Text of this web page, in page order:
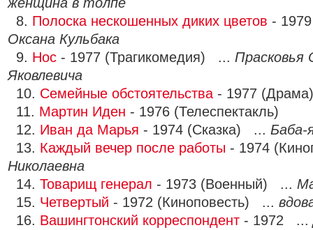
8. Полоска нескошенных диких цветов -
Оксана Кульбака
9. Нос - 1977 (Трагикомедия) ... Прасковья
Яковлевича
10. Семейные обстоятельства - 1977
11. Мартин Иден - 1976 (Телеспектакль)
12. Иван да Марья - 1974 (Сказка) ... Баба-
13. Каждый вечер после работы - 1974
Николаевна
14. Товарищ генерал - 1973 (Военный) ...
15. Четвертый - 1972 (Киноповесть) ...
16. Вашингтонский корреспондент - 1972 ...